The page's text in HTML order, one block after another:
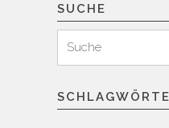
SUCHE
für: